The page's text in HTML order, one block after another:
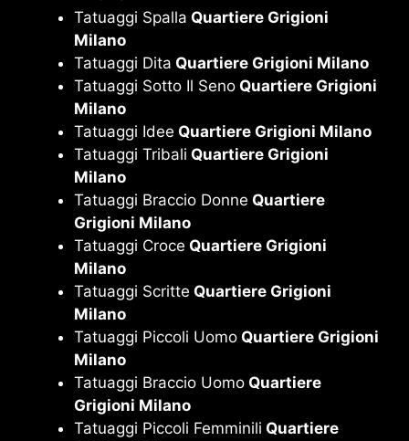
Tatuaggi Spalla Quartiere Grigioni
Milano
Tatuaggi Dita Quartiere Grigioni Milano
Tatuaggi Sotto Il Seno Quartiere Grigioni
Milano
Tatuaggi Idee Quartiere Grigioni Milano
Tatuaggi Tribali Quartiere Grigioni
Milano
Tatuaggi Braccio Donne Quartiere
Grigioni Milano
Tatuaggi Croce Quartiere Grigioni
Milano
Tatuaggi Scritte Quartiere Grigioni
Milano
Tatuaggi Piccoli Uomo Quartiere Grigioni
Milano
Tatuaggi Braccio Uomo Quartiere
Grigioni Milano
Tatuaggi Piccoli Femminili Quartiere